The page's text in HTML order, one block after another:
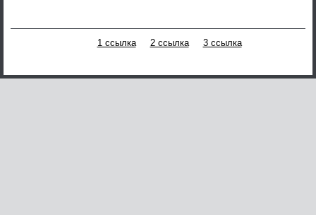
1 ссылка 2 ссылка 3 ссылка